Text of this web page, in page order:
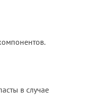
в случае